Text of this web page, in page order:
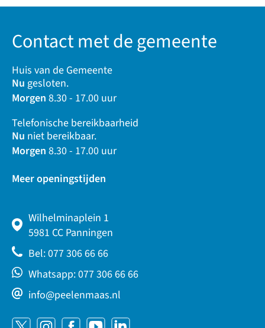
Contact met de gemeente
Huis van de Gemeente
Nu gesloten.
Morgen 8.30 - 17.00 uur
Telefonische bereikbaarheid
Nu niet bereikbaar.
Morgen 8.30 - 17.00 uur
Meer openingstijden
Wilhelminaplein 1
5981 CC Panningen
Bel: 077 306 66 66
Whatsapp: 077 306 66 66
info@peelenmaas.nl